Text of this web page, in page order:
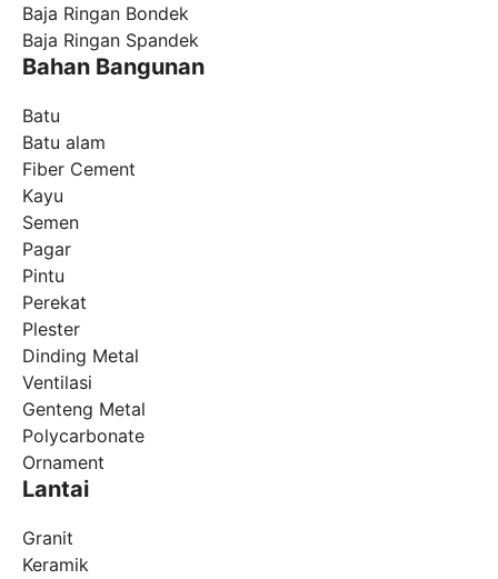
Baja Ringan Bondek
Baja Ringan Spandek
Bahan Bangunan
Batu
Batu alam
Fiber Cement
Kayu
Semen
Pagar
Pintu
Perekat
Plester
Dinding Metal
Ventilasi
Genteng Metal
Polycarbonate
Ornament
Lantai
Granit
Keramik